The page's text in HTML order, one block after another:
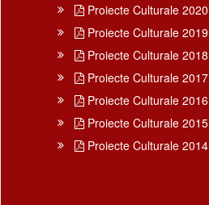
Proiecte Culturale 2020
Proiecte Culturale 2019
Proiecte Culturale 2018
Proiecte Culturale 2017
Proiecte Culturale 2016
Proiecte Culturale 2015
Proiecte Culturale 2014